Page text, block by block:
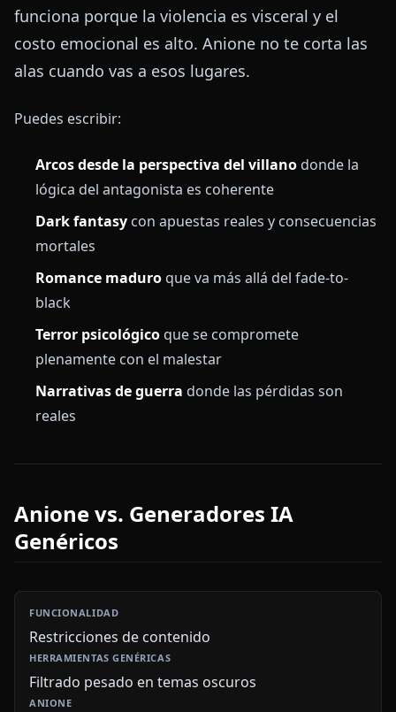
funciona porque la violencia es visceral y el
costo emocional es alto. Anione no te corta las
alas cuando vas a esos lugares.
Puedes escribir:
Arcos desde la perspectiva del villano donde la
lógica del antagonista es coherente
Dark fantasy con apuestas reales y consecuencias
mortales
Romance maduro que va más allá del fade-to-
black
Terror psicológico que se compromete
plenamente con el malestar
Narrativas de guerra donde las pérdidas son
reales
Anione vs. Generadores IA
Genéricos
Restricciones de contenido
Filtrado pesado en temas oscuros